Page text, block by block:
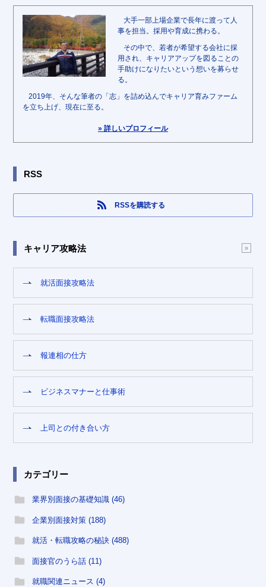
大手一部上場企業で長年に渡って人
事を担当。採用や育成に携わる。
その中で、若者が希望する会社に採
用され、キャリアアップを図ることの
手助けになりたいという想いを募らせ
る。
2019年、そんな筆者の「志」を詰め込んでキャリア育みファーム
を立ち上げ、現在に至る。
» 詳しいプロフィール
RSS
RSSを購読する
キャリア攻略法
就活面接攻略法
転職面接攻略法
報連相の仕方
ビジネスマナーと仕事術
上司との付き合い方
カテゴリー
業界別面接の基礎知識 (46)
企業別面接対策 (188)
就活・転職攻略の秘訣 (488)
面接官のうら話 (11)
就職関連ニュース (4)